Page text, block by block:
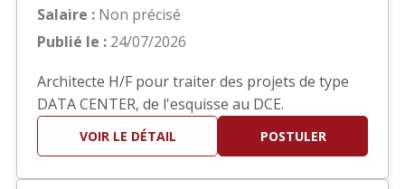
Salaire : Non précisé
Publié le : 24/07/2026
Architecte H/F pour traiter des projets de type
DATA CENTER, de l'esquisse au DCE.
VOIR LE DÉTAIL POSTULER